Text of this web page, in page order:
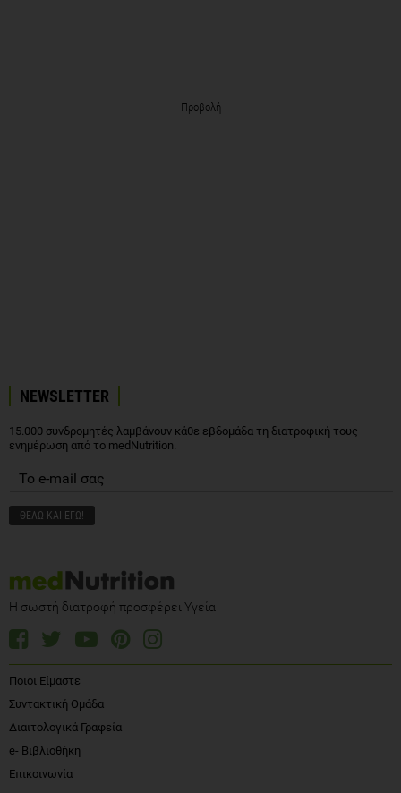
Προβολή
NEWSLETTER
15.000 συνδρομητές λαμβάνουν κάθε εβδομάδα τη διατροφική τους
ενημέρωση από το medNutrition.
Η σωστή διατροφή προσφέρει Υγεία
Ποιοι Είμαστε
Συντακτική Ομάδα
Διαιτολογικά Γραφεία
e- Βιβλιοθήκη
Επικοινωνία